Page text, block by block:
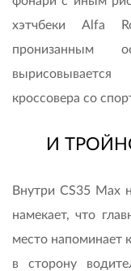
хэтчбеки Alfa
пронизанным
кроссовера со
И
Внутри CS35 Max
намекает, что
место напоминает
в сторону